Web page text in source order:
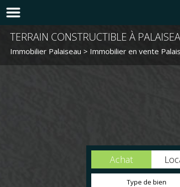
TERRAIN CONSTRUCTIBLE À
Immobilier Palaiseau > Immobilier en vente
Achat
Type de bien